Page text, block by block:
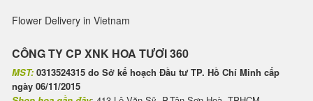
Flower Delivery in Vietnam
CÔNG TY CP XNK HOA TƯƠI 360
MST: 0313524315 do Sở kế hoạch Đầu tư TP. Hồ Chí Minh cấp
ngày 06/11/2015